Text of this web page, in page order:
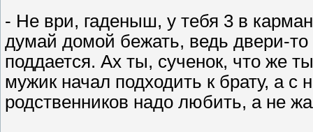
- Не ври, гаденыш, у тебя 3 в
думай домой бежать, ведь двери-то
поддается. Ах ты, сученок, что же
мужик начал подходить к брату, а с
родственников надо любить, а не